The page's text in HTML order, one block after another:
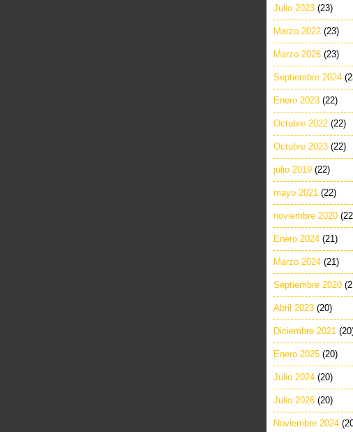
Julio 2023 (23)
Marzo 2022 (23)
Marzo 2026 (23)
Septiembre 2024
Enero 2023 (22)
Octubre 2022 (22)
Octubre 2023 (22)
julio 2019 (22)
mayo 2021 (22)
noviembre 2020
Enero 2024 (21)
Marzo 2024 (21)
Septiembre 2020
Abril 2023 (20)
Diciembre 2021
Enero 2025 (20)
Julio 2024 (20)
Julio 2026 (20)
Noviembre 2024